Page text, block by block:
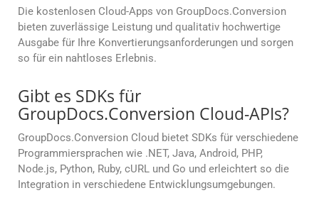
Die kostenlosen Cloud-Apps von GroupDocs.Conversion
bieten zuverlässige Leistung und qualitativ hochwertige
Ausgabe für Ihre Konvertierungsanforderungen und sorgen
so für ein nahtloses Erlebnis.
Gibt es SDKs für
GroupDocs.Conversion Cloud-APIs?
GroupDocs.Conversion Cloud bietet SDKs für verschiedene
Programmiersprachen wie .NET, Java, Android, PHP,
Node.js, Python, Ruby, cURL und Go und erleichtert so die
Integration in verschiedene Entwicklungsumgebungen.